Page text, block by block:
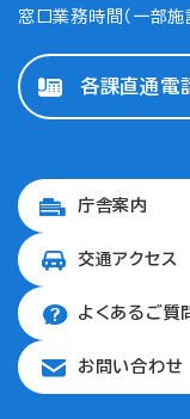
窓口業務時間（一部
各課直通電
庁舎案内
交通アクセス
よくあるご質
お問い合わせ